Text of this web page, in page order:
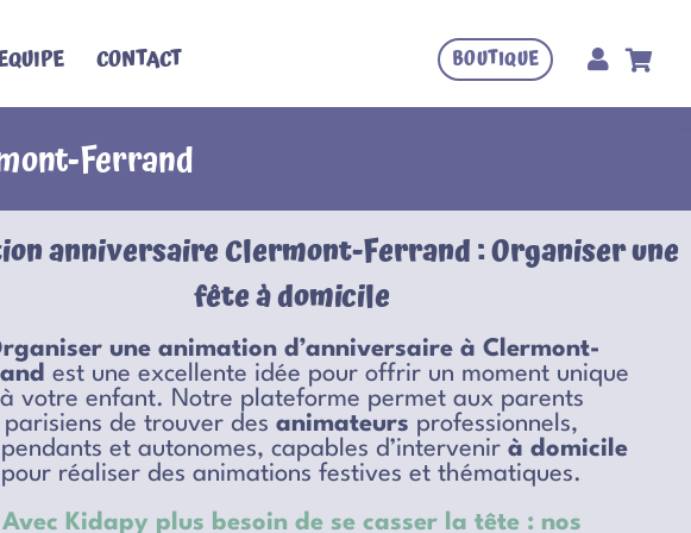
CONTACT BOUTIQUE
Ferrand
anniversaire Clermont-Ferrand : Organiser une
fête à domicile
une animation d’anniversaire à Clermont-
est une excellente idée pour offrir un moment unique
à votre enfant. Notre plateforme permet aux parents
parisiens de trouver des animateurs professionnels,
et autonomes, capables d’intervenir à domicile
pour réaliser des animations festives et thématiques.
Avec Kidapy plus besoin de se casser la tête : nos